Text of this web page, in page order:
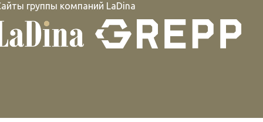
группы компаний LaDina